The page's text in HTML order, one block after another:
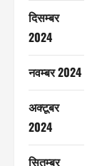
दिसम्बर
2024
नवम्बर 2024
अक्टूबर
2024
सितम्बर